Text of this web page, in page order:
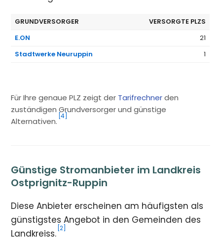
GRUNDVERSORGER
VERSORGTE PLZS
E.ON
21
Stadtwerke Neuruppin
1
Für Ihre genaue PLZ zeigt der Tarifrechnerden
zuständigen Grundversorger und günstige
Alternativen.
[4]
Günstige Stromanbieter im Landkreis
Ostprignitz-Ruppin
Diese Anbieter erscheinen am häufigsten als
günstigstes Angebot in den Gemeinden des
Landkreiss. [2]